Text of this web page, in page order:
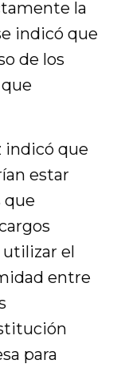
la
indicó que
de los
indicó que
estar
que
el
entre
para